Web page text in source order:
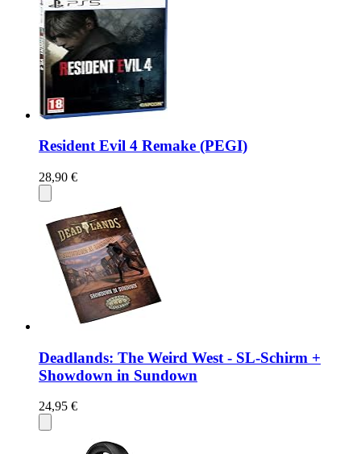
Resident Evil 4 Remake (PEGI)
28,90 €
Deadlands: The Weird West - SL-Schirm +
Showdown in Sundown
24,95 €